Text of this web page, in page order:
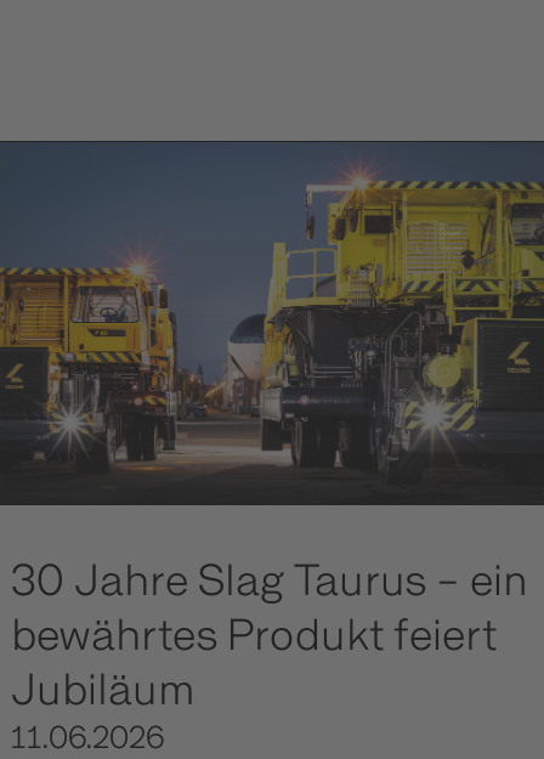
30 Jahre Slag Taurus – ein
bewährtes Produkt feiert
Jubiläum
11.06.2026